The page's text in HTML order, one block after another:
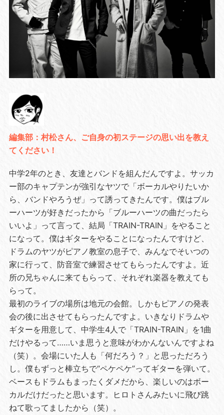
編集部：村松さん、ご自身の初ステージの思い出を教え
てください！
中学2年のとき、友達とバンドを組んだんですよ。サッカ
ー部のキャプテンが強引なヤツで「ボーカルやりたいか
ら、バンドやろうぜ」って誘ってきたんです。僕はブル
ーハーツが好きだったから「ブルーハーツの曲だったら
いいよ」って言って、結局「TRAIN-TRAIN」をやること
になって。僕はギターをやることになったんですけど、
ドラムのヤツがピアノ教室の息子で、みんなでそいつの
家に行って、防音室で練習させてもらったんですよ。近
所の兄ちゃんに来てもらって、それぞれ楽器を教えても
らって。
最初のライブの場所は地元の会館。しかもピアノの発表
会の後に出させてもらったんですよ。いきなりドラムや
ギターを用意して、中学生4人で「TRAIN-TRAIN」を1曲
だけやるって……いま思うと意味がわかんないんですよね
（笑）。会場にいた人も「何だろう？」と思っただろう
し。僕もずっと棒立ちで“ペケペケ”ってギターを弾いて。
ベースもドラムもまったくダメだから、楽しいのはボー
カルだけだったと思います。ヒロトさんみたいに飛び跳
ねて歌ってましたから（笑）。